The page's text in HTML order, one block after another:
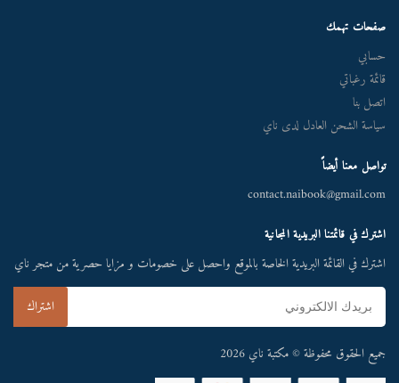
صفحات تهمك
حسابي
قائمة رغباتي
اتصل بنا
سياسة الشحن العادل لدى ناي
تواصل معنا أيضاً
contact.naibook@gmail.com
اشترك في قائمتنا البريدية المجانية
اشترك في القائمة البريدية الخاصة بالموقع واحصل على خصومات و مزايا حصرية من متجر ناي
جميع الحقوق محفوظة © مكتبة ناي 2026